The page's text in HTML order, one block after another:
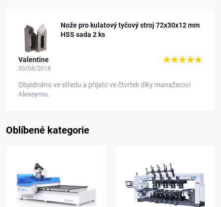
Nože pro kulatový tyčový stroj 72x30x12 mm
HSS sada 2 ks
Valentine
30/08/2018
Objednáno ve středu a přijato ve čtvrtek díky manažerovi
Alexeymu.
Oblíbené kategorie